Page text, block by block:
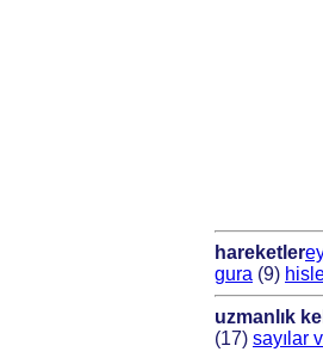
hareketler
gura (9)
uzmanlık
(17) sayılar